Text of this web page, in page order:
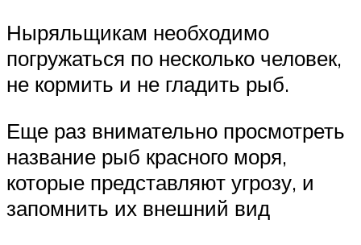
Ныряльщикам необходимо
погружаться по несколько человек,
не кормить и не гладить рыб.
Еще раз внимательно просмотреть
название рыб красного моря,
которые представляют угрозу, и
запомнить их внешний вид